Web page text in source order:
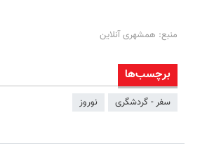
منبع: همشهری آنلاین
برچسب‌ها
سفر - گردشگری نوروز